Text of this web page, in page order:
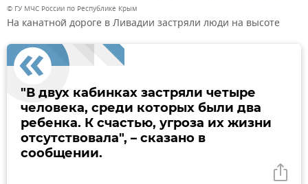
© ГУ МЧС России по Республике Крым
На канатной дороге в Ливадии застряли люди на высоте
"В двух кабинках застряли четыре
человека, среди которых были два
ребенка. К счастью, угроза их жизни
отсутствовала", – сказано в
сообщении.